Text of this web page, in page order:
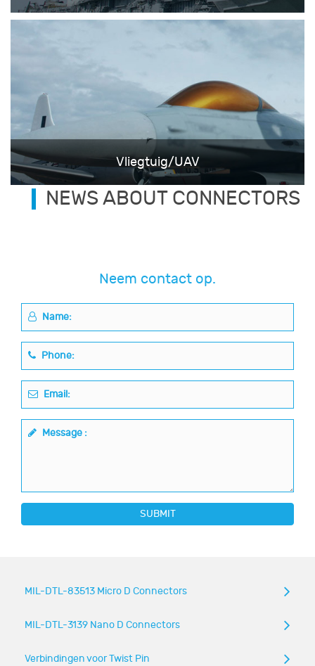
Vliegtuig/UAV
NEWS ABOUT CONNECTORS
Neem contact op.
Name:
Phone:
Email:
Message :
SUBMIT
MIL-DTL-83513 Micro D Connectors
MIL-DTL-3139 Nano D Connectors
Verbindingen voor Twist Pin